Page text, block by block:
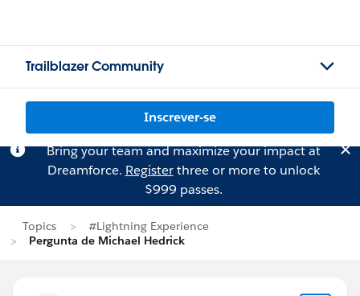
Trailblazer Community
Inscrever-se
Bring your team and maximize your impact at
Dreamforce. Registerthree or more to unlock
$999 passes.
Topics
#Lightning Experience
Pergunta de Michael Hedrick